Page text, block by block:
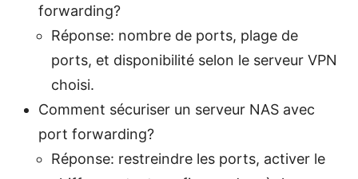
forwarding?
Réponse: nombre de ports, plage de
ports, et disponibilité selon le serveur VPN
choisi.
Comment sécuriser un serveur NAS avec
port forwarding?
Réponse: restreindre les ports, activer le